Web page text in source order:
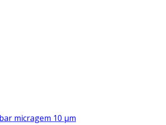
micragem 10 μm